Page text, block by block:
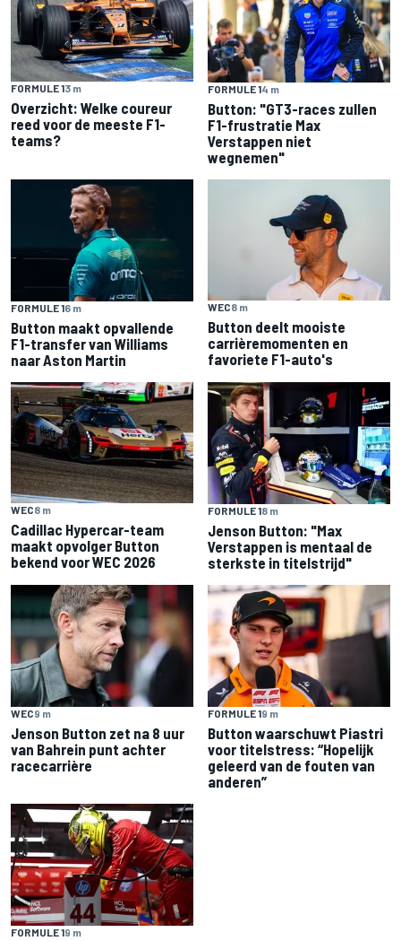
FORMULE 13 m
Overzicht: Welke coureur
reed voor de meeste F1-
teams?
FORMULE 14 m
Button: "GT3-races zullen
F1-frustratie Max
Verstappen niet
wegnemen"
FORMULE 16 m
Button maakt opvallende
F1-transfer van Williams
naar Aston Martin
WEC8 m
Button deelt mooiste
carrière­momenten en
favoriete F1-auto's
WEC8 m
Cadillac Hypercar-team
maakt opvolger Button
bekend voor WEC 2026
FORMULE 18 m
Jenson Button: "Max
Verstappen is mentaal de
sterkste in titelstrijd"
WEC9 m
Jenson Button zet na 8 uur
van Bahrein punt achter
racecarrière
FORMULE 19 m
Button waarschuwt Piastri
voor titelstress: “Hopelijk
geleerd van de fouten van
anderen”
FORMULE 19 m